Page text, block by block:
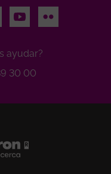
YoutubeFlickr
ayudar?
30 00